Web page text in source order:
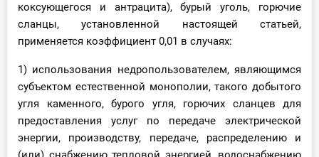
коксующегося и антрацита), бурый уголь, горючие
сланцы, установленной настоящей статьей,
применяется коэффициент 0,01 в случаях:
1) использования недропользователем, являющимся
субъектом естественной монополии, такого добытого
угля каменного, бурого угля, горючих сланцев для
предоставления услуг по передаче электрической
энергии, производству, передаче, распределению и